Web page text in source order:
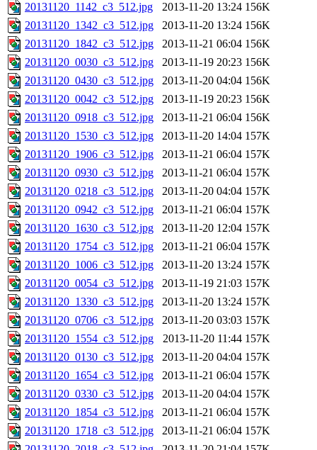
20131120_1142_c3_512.jpg
2013-11-20 13:24 156K
20131120_1342_c3_512.jpg
2013-11-20 13:24 156K
20131120_1842_c3_512.jpg
2013-11-21 06:04 156K
20131120_0030_c3_512.jpg
2013-11-19 20:23 156K
20131120_0430_c3_512.jpg
2013-11-20 04:04 156K
20131120_0042_c3_512.jpg
2013-11-19 20:23 156K
20131120_0918_c3_512.jpg
2013-11-21 06:04 156K
20131120_1530_c3_512.jpg
2013-11-20 14:04 157K
20131120_1906_c3_512.jpg
2013-11-21 06:04 157K
20131120_0930_c3_512.jpg
2013-11-21 06:04 157K
20131120_0218_c3_512.jpg
2013-11-20 04:04 157K
20131120_0942_c3_512.jpg
2013-11-21 06:04 157K
20131120_1630_c3_512.jpg
2013-11-20 12:04 157K
20131120_1754_c3_512.jpg
2013-11-21 06:04 157K
20131120_1006_c3_512.jpg
2013-11-20 13:24 157K
20131120_0054_c3_512.jpg
2013-11-19 21:03 157K
20131120_1330_c3_512.jpg
2013-11-20 13:24 157K
20131120_0706_c3_512.jpg
2013-11-20 03:03 157K
20131120_1554_c3_512.jpg
2013-11-20 11:44 157K
20131120_0130_c3_512.jpg
2013-11-20 04:04 157K
20131120_1654_c3_512.jpg
2013-11-21 06:04 157K
20131120_0330_c3_512.jpg
2013-11-20 04:04 157K
20131120_1854_c3_512.jpg
2013-11-21 06:04 157K
20131120_1718_c3_512.jpg
2013-11-21 06:04 157K